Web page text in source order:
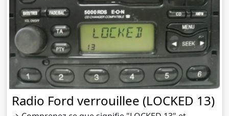
Radio Ford verrouillee (LOCKED 13)